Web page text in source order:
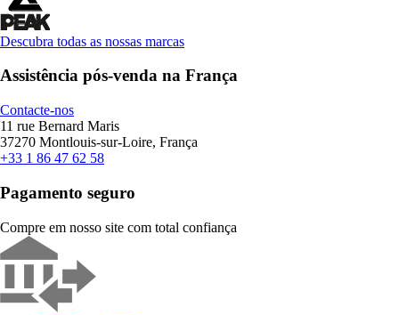
Descubra todas as nossas marcas
Assistência pós-venda na França
Contacte-nos
11 rue Bernard Maris
37270 Montlouis-sur-Loire, França
+33 1 86 47 62 58
Pagamento seguro
Compre em nosso site com total confiança